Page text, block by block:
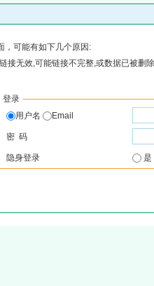
，可能有如下几个原因:
接无效,可能链接不完整,或数据已被删
登录
用户名
Email
密 码
隐身登录